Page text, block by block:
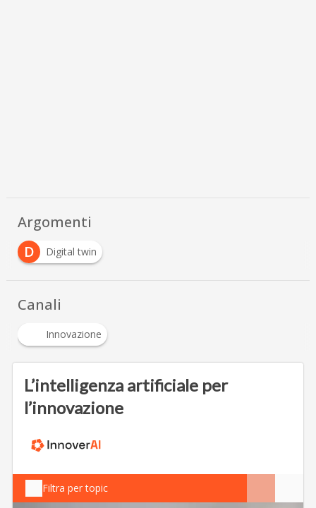
Argomenti
D
Digital twin
Canali
Innovazione
L’intelligenza artificiale per
l’innovazione
Filtra per topic